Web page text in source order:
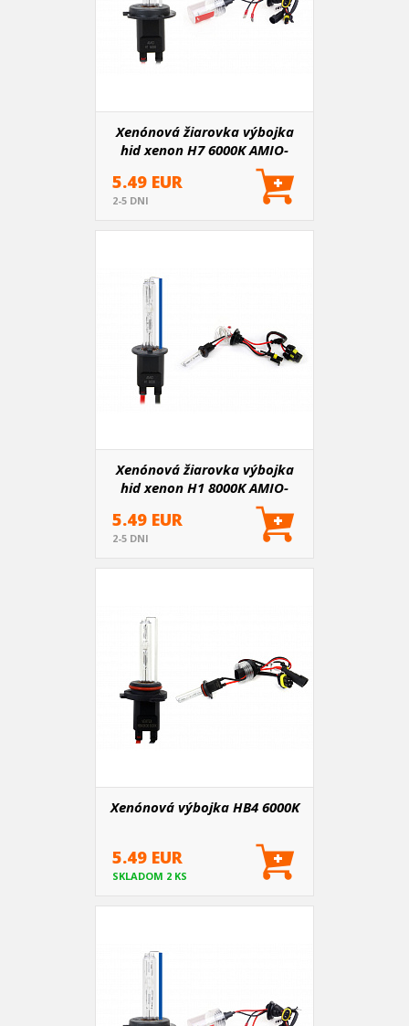
Xenónová žiarovka výbojka
hid xenon H7 6000K AMIO-
5.49 EUR
2-5 DNI
Xenónová žiarovka výbojka
hid xenon H1 8000K AMIO-
5.49 EUR
2-5 DNI
Xenónová výbojka HB4 6000K
5.49 EUR
SKLADOM 2 KS